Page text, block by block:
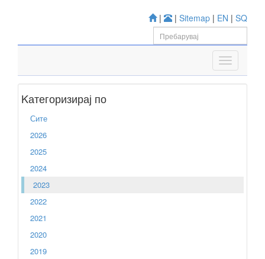
| | Sitemap | EN | SQ
Kатегоризирај по
Сите
2026
2025
2024
2023
2022
2021
2020
2019